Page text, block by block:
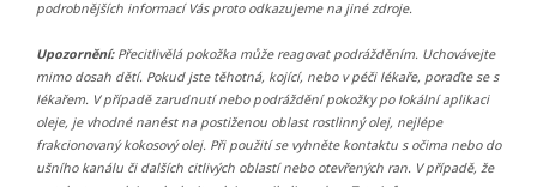
podrobnějších informací Vás proto odkazujeme na jiné zdroje.
Upozornění:Přecitlivělá pokožka může reagovat podrážděním. Uchovávejte
mimo dosah dětí. Pokud jste těhotná, kojící, nebo v péči lékaře, poraďte se s
lékařem. V případě zarudnutí nebo podráždění pokožky po lokální aplikaci
oleje, je vhodné nanést na postiženou oblast rostlinný olej, nejlépe
frakcionovaný kokosový olej. Při použití se vyhněte kontaktu s očima nebo do
ušního kanálu či dalších citlivých oblastí nebo otevřených ran. V případě, že